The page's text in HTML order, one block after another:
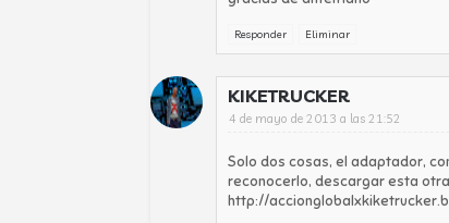
Responder Eliminar
KIKETRUCKER
4 de mayo de 2013 a las 21:52
Solo dos cosas, el adaptador,
reconocerlo, descargar esta
http://